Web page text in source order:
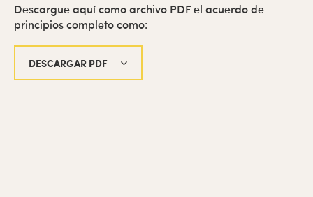
Descargue aquí como archivo PDF el acuerdo de
principios completo como:
DESCARGAR PDF